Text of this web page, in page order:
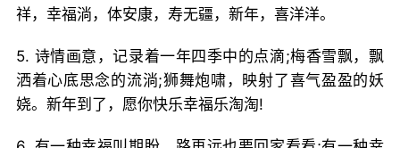
祥，幸福淌，体安康，寿无疆，新年，喜洋洋。
5. 诗情画意，记录着一年四季中的点滴;梅香雪飘，飘
洒着心底思念的流淌;狮舞炮啸，映射了喜气盈盈的妖
娆。新年到了，愿你快乐幸福乐淘淘!